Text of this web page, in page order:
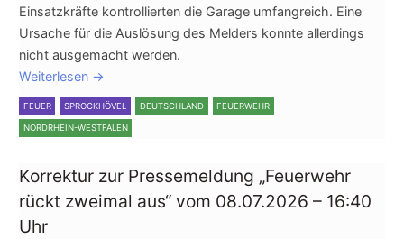
Einsatzkräfte kontrollierten die Garage umfangreich. Eine
Ursache für die Auslösung des Melders konnte allerdings
nicht ausgemacht werden.
Weiterlesen →
FEUER SPROCKHÖVEL DEUTSCHLAND FEUERWEHR
NORDRHEIN-WESTFALEN
Korrektur zur Pressemeldung „Feuerwehr
rückt zweimal aus“ vom 08.07.2026 – 16:40
Uhr